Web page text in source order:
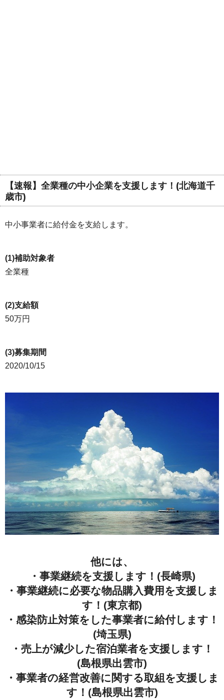
【速報】全業種の中小企業を支援します！(北海道千
歳市)
中小事業者に給付金を支給します。
(1)補助対象者
全業種
(2)支給額
50万円
(3)募集期間
2020/10/15
他には、
・事業継続を支援します！(長崎県)
・事業継続に必要な物品購入費用を支援しま
す！(東京都)
・感染防止対策をした事業者に給付します！
(埼玉県)
・売上が減少した宿泊業者を支援します！
(島根県出雲市)
・事業者の経営改善に関する取組を支援しま
す！(島根県出雲市)